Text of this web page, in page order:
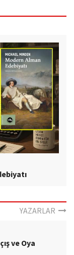
YAZARLAR
ve Oya